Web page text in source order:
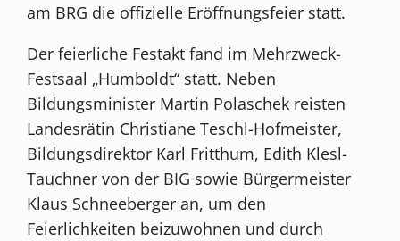
am BRG die offizielle Eröffnungsfeier statt.
Der feierliche Festakt fand im Mehrzweck-
Festsaal „Humboldt“ statt. Neben
Bildungsminister Martin Polaschek reisten
Landesrätin Christiane Teschl-Hofmeister,
Bildungsdirektor Karl Fritthum, Edith Klesl-
Tauchner von der BIG sowie Bürgermeister
Klaus Schneeberger an, um den
Feierlichkeiten beizuwohnen und durch